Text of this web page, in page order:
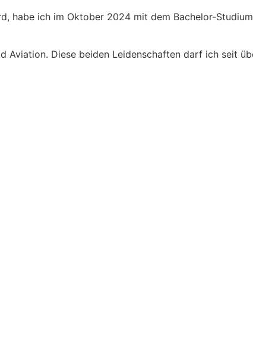
habe ich im Oktober 2024 mit dem Bachelor-
Aviation. Diese beiden Leidenschaften darf ich seit